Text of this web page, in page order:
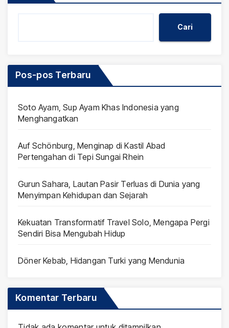
Cari
Pos-pos Terbaru
Soto Ayam, Sup Ayam Khas Indonesia yang
Menghangatkan
Auf Schönburg, Menginap di Kastil Abad
Pertengahan di Tepi Sungai Rhein
Gurun Sahara, Lautan Pasir Terluas di Dunia yang
Menyimpan Kehidupan dan Sejarah
Kekuatan Transformatif Travel Solo, Mengapa Pergi
Sendiri Bisa Mengubah Hidup
Döner Kebab, Hidangan Turki yang Mendunia
Komentar Terbaru